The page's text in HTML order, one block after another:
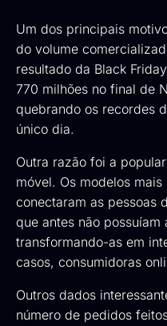
Um dos principais
do volume
resultado da Black
770 milhões no final de
quebrando os recordes
único dia.
Outra razão foi a
móvel. Os modelos
conectaram as pessoas
que antes não possuíam
transformando-as em
casos, consumidoras
Outros dados
número de pedidos